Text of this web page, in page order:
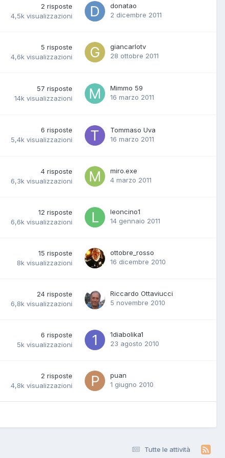
2 risposte
4,5k visualizzazioni
donatao
2 dicembre 2011
5 risposte
4,6k visualizzazioni
giancarlotv
28 ottobre 2011
57 risposte
14k visualizzazioni
Mimmo 59
16 marzo 2011
6 risposte
5,4k visualizzazioni
Tommaso Uva
16 marzo 2011
4 risposte
6,3k visualizzazioni
miro.exe
4 marzo 2011
12 risposte
6,6k visualizzazioni
leoncino1
14 gennaio 2011
15 risposte
8k visualizzazioni
ottobre_rosso
16 dicembre 2010
24 risposte
6,8k visualizzazioni
Riccardo Ottaviucci
5 novembre 2010
6 risposte
5k visualizzazioni
1diabolika1
23 agosto 2010
2 risposte
4,8k visualizzazioni
puan
1 giugno 2010
Tutte le attività